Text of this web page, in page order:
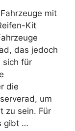
mit
Kit
das jedoch
sich für
die
um
zu sein. Für
gibt …